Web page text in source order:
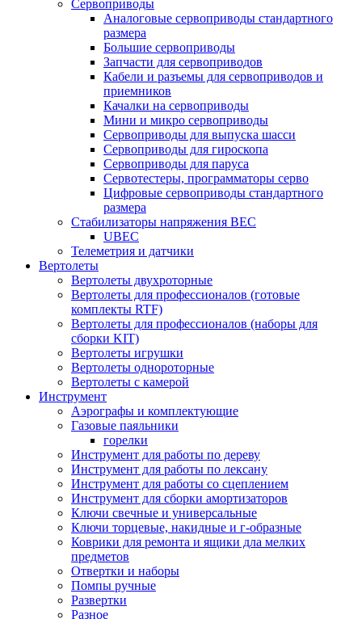
Сервоприводы
Аналоговые сервоприводы стандартного
размера
Большие сервоприводы
Запчасти для сервоприводов
Кабели и разъемы для сервоприводов и
приемников
Качалки на сервоприводы
Мини и микро сервоприводы
Сервоприводы для выпуска шасси
Сервоприводы для гироскопа
Сервоприводы для паруса
Сервотестеры, программаторы серво
Цифровые сервоприводы стандартного
размера
Стабилизаторы напряжения BEC
UBEC
Телеметрия и датчики
Вертолеты
Вертолеты двухроторные
Вертолеты для профессионалов (готовые
комплекты RTF)
Вертолеты для профессионалов (наборы для
сборки KIT)
Вертолеты игрушки
Вертолеты однороторные
Вертолеты с камерой
Инструмент
Аэрографы и комплектующие
Газовые паяльники
горелки
Инструмент для работы по дереву
Инструмент для работы по лексану
Инструмент для работы со сцеплением
Инструмент для сборки амортизаторов
Ключи свечные и универсальные
Ключи торцевые, накидные и г-образные
Коврики для ремонта и ящики дла мелких
предметов
Отвертки и наборы
Помпы ручные
Развертки
Разное